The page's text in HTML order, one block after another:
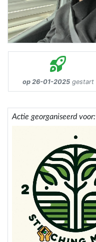
op 26-01-2025gestart
Actie georganiseerd voor: